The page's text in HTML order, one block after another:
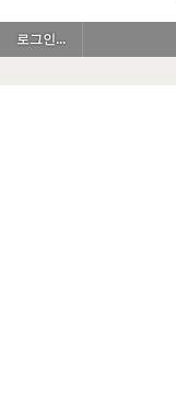
로그인...